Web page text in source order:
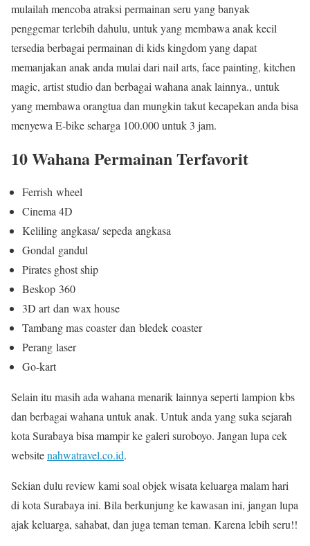
mulailah mencoba atraksi permainan seru yang banyak
penggemar terlebih dahulu, untuk yang membawa anak kecil
tersedia berbagai permainan di kids kingdom yang dapat
memanjakan anak anda mulai dari nail arts, face painting, kitchen
magic, artist studio dan berbagai wahana anak lainnya., untuk
yang membawa orangtua dan mungkin takut kecapekan anda bisa
menyewa E-bike seharga 100.000 untuk 3 jam.
10 Wahana Permainan Terfavorit
Ferrish wheel
Cinema 4D
Keliling angkasa/sepeda angkasa
Gondal gandul
Pirates ghost ship
Beskop 360
3D artdan wax house
Tambang mas coasterdan bledek coaster
Perang laser
Go-kart
Selain itu masih ada wahana menarik lainnya seperti lampion kbs
dan berbagai wahana untuk anak. Untuk anda yang suka sejarah
kota Surabaya bisa mampir ke galeri suroboyo. Jangan lupa cek
websitenahwatravel.co.id.
Sekian dulu review kami soal objek wisata keluarga malam hari
di kota Surabaya ini. Bila berkunjung ke kawasan ini, jangan lupa
ajak keluarga, sahabat, dan juga teman teman. Karena lebih seru!!